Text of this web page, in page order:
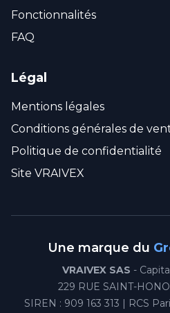
Fonctionnalités
FAQ
Légal
Mentions légales
Conditions générales de
Politique de confidentialité
Site VRAIVEX
Une marque du
VRAIVEX SAS -
229 RUE SAINT-
SIREN : 909 163 313 | RCS